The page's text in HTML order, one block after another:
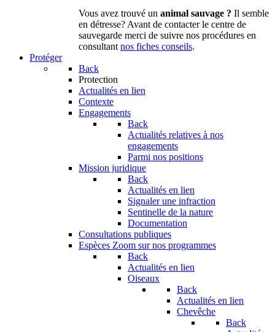
Vous avez trouvé un animal sauvage ? Il semble
en détresse? Avant de contacter le centre de
sauvegarde merci de suivre nos procédures en
consultantnos fiches conseils.
Protéger
Back
Protection
Actualités en lien
Contexte
Engagements
Back
Actualités relatives à nos
engagements
Parmi nos positions
Mission juridique
Back
Actualités en lien
Signaler une infraction
Sentinelle de la nature
Documentation
Consultations publiques
Espèces Zoom sur nos programmes
Back
Actualités en lien
Oiseaux
Back
Actualités en lien
Chevêche
Back